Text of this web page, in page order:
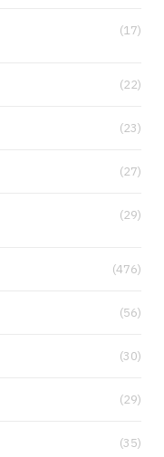
(17)
(22)
(23)
(27)
(29)
(476)
(56)
(30)
(29)
(35)